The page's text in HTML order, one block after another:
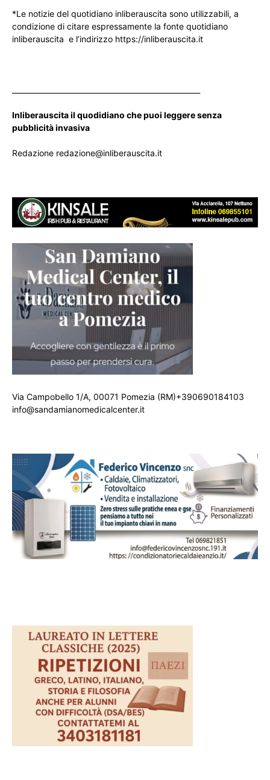
*Le notizie del quotidiano inliberauscita sono utilizzabili, a
condizione di citare espressamente la fonte quotidiano
inliberauscita e l’indirizzo https://inliberauscita.it
Inliberauscita il quodidiano che puoi leggere senza
pubblicità invasiva
Redazione redazione@inliberauscita.it
Via Campobello 1/A, 00071 Pomezia (RM)+390690184103
info@sandamianomedicalcenter.it